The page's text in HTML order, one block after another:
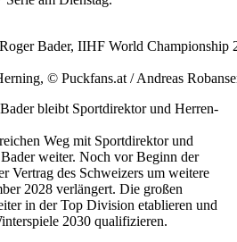
Bader, IIHF World Championship
© Puckfans.at / Andreas
bleibt Sportdirektor und Herren-
Weg mit Sportdirektor und
weiter. Noch vor Beginn der
Vertrag des Schweizers um weitere
2028 verlängert. Die großen
in der Top Division etablieren und
2030 qualifizieren.